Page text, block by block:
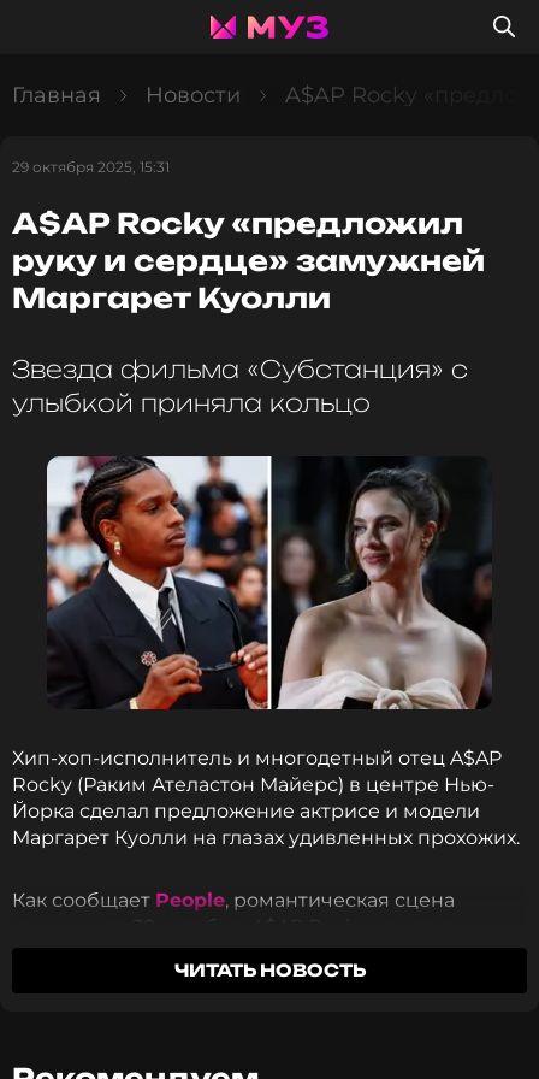
Главная Новости A$AP Rocky
29 октября 2025, 15:31
A$AP Rocky «предложил
руку и сердце» замужней
Маргарет Куолли
Звезда фильма «Субстанция» с
улыбкой приняла кольцо
Хип-хоп-исполнитель и многодетный отец A$AP
Rocky (Раким Ателастон Майерс) в центре Нью-
Йорка сделал предложение актрисе и модели
Маргарет Куолли на глазах удивленных прохожих.
Как сообщает People, романтическая сцена
произошла 28 октября. A$AP Rocky опустился на
одно колено и преподнес Куолли кольцо со
сверкающим камнем. Однако это было не в
ЧИТАТЬ НОВОСТЬ